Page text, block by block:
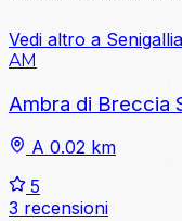
Vedi altro a Senigallia
AM
Ambra di Breccia
A 0.02 km
5
3 recensioni